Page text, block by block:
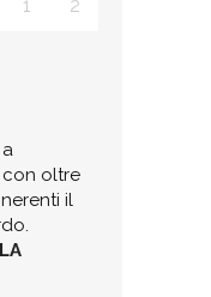
1 2
oltre
il